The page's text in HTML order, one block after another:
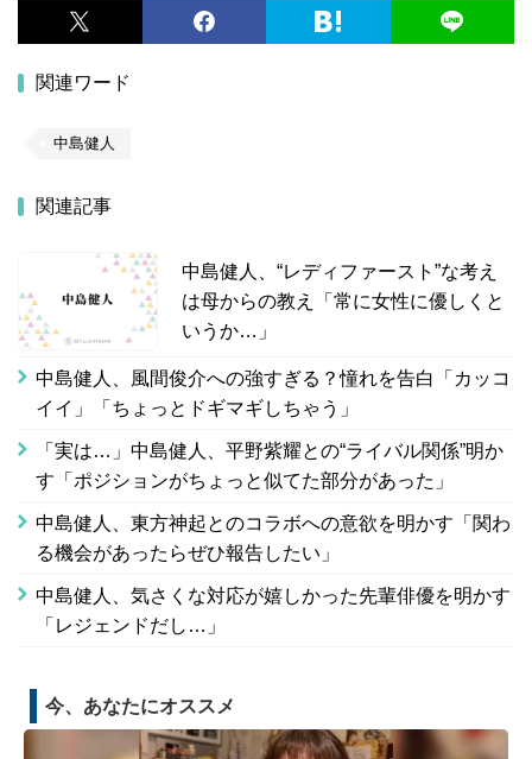
関連ワード
中島健人
関連記事
中島健人、“レディファースト”な考え
は母からの教え「常に女性に優しくと
いうか…」
中島健人、風間俊介への強すぎる？憧れを告白「カッコ
イイ」「ちょっとドギマギしちゃう」
「実は…」中島健人、平野紫耀との“ライバル関係”明か
す「ポジションがちょっと似てた部分があった」
中島健人、東方神起とのコラボへの意欲を明かす「関わ
る機会があったらぜひ報告したい」
中島健人、気さくな対応が嬉しかった先輩俳優を明かす
「レジェンドだし…」
今、あなたにオススメ